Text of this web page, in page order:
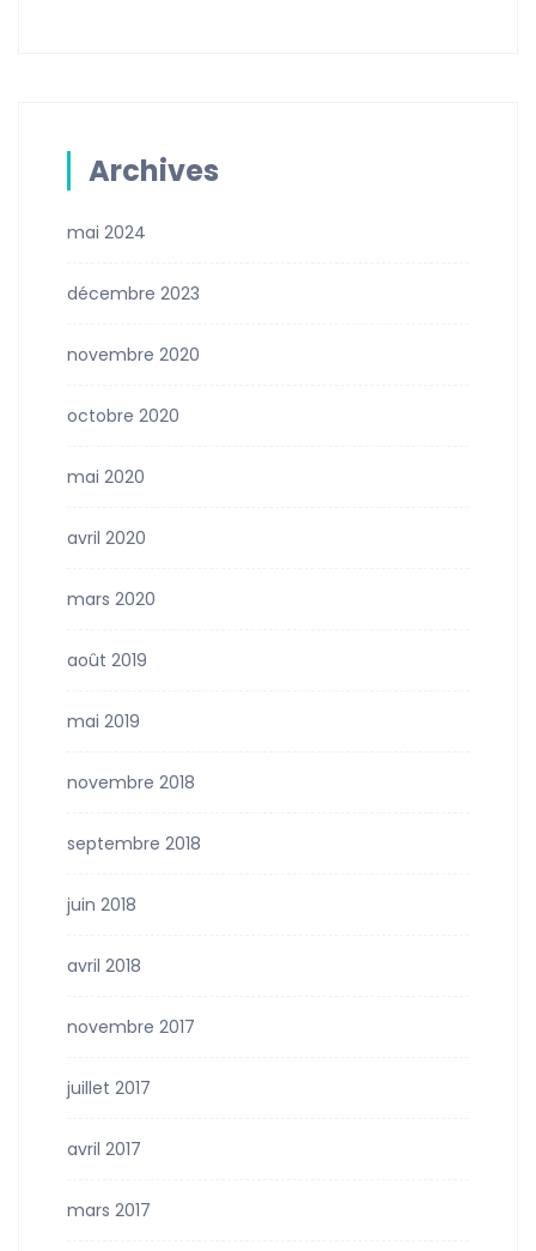
Archives
mai 2024
décembre 2023
novembre 2020
octobre 2020
mai 2020
avril 2020
mars 2020
août 2019
mai 2019
novembre 2018
septembre 2018
juin 2018
avril 2018
novembre 2017
juillet 2017
avril 2017
mars 2017